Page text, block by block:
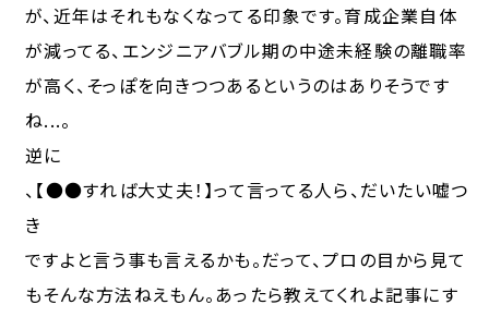
が、近年はそれもなくなってる印象です。育成企業自体
が減ってる、エンジニアバブル期の中途未経験の離職率
が高く、そっぽを向きつつあるというのはありそうです
ね...。
逆に
、【●●すれば大丈夫！】って言ってる人ら、だいたい嘘つ
き
ですよと言う事も言えるかも。だって、プロの目から見て
もそんな方法ねえもん。あったら教えてくれよ記事にす